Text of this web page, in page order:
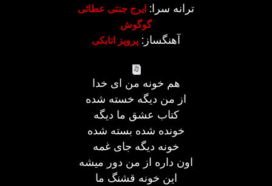
ترانه سرا: ایرج جنتی عطائی
گوگوش
آهنگساز: پرویز اتابکی
هم خونه من ای خدا
از من دیگه خسته شده
کتاب عشق ما دیگه
خونده شده بسته شده
خونه دیگه جای غمه
اون داره از من دور میشه
این خونه قشنگ ما